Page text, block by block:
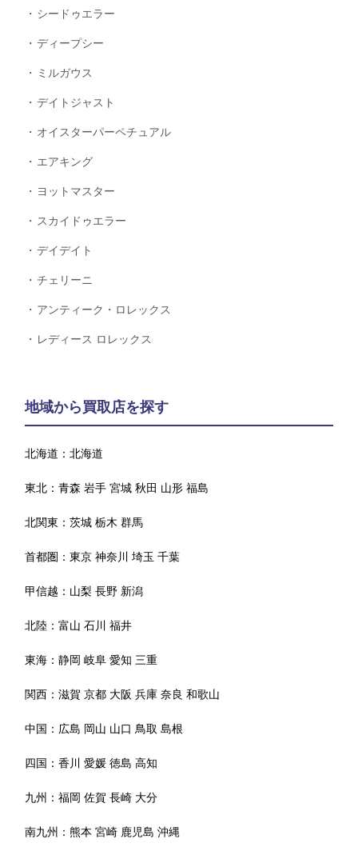
シードゥエラー
ディープシー
ミルガウス
デイトジャスト
オイスターパーペチュアル
エアキング
ヨットマスター
スカイドゥエラー
デイデイト
チェリーニ
アンティーク・ロレックス
レディース ロレックス
地域から買取店を探す
北海道：北海道
東北：青森 岩手 宮城 秋田 山形 福島
北関東：茨城 栃木 群馬
首都圏：東京 神奈川 埼玉 千葉
甲信越： 山梨 長野 新潟
北陸：富山 石川 福井
東海：静岡 岐阜 愛知 三重
関西：滋賀 京都 大阪 兵庫 奈良 和歌山
中国： 広島 岡山 山口 鳥取 島根
四国：香川 愛媛 徳島 高知
九州：福岡 佐賀 長崎 大分
南九州：熊本 宮崎 鹿児島 沖縄